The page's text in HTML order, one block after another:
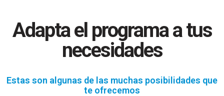
Adapta el programa a tus
necesidades
Estas son algunas de las muchas posibilidades que
te ofrecemos